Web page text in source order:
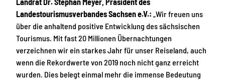
Landestourismusverbandes Sachsen e.V.: „Wir freuen uns
über die anhaltend positive Entwicklung des sächsischen
Tourismus. Mit fast 20 Millionen Übernachtungen
verzeichnen wir ein starkes Jahr für unser Reiseland, auch
wenn die Rekordwerte von 2019 noch nicht ganz erreicht
wurden. Dies belegt einmal mehr die immense Bedeutung